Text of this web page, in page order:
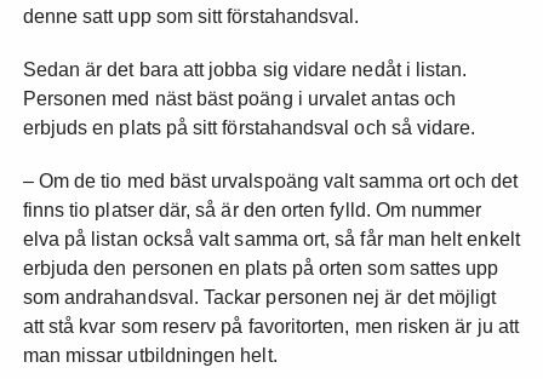
denne satt upp som sitt förstahandsval.
Sedan är det bara att jobba sig vidare nedåt i listan.
Personen med näst bäst poäng i urvalet antas och
erbjuds en plats på sitt förstahandsval och så vidare.
– Om de tio med bäst urvalspoäng valt samma ort och det
finns tio platser där, så är den orten fylld. Om nummer
elva på listan också valt samma ort, så får man helt enkelt
erbjuda den personen en plats på orten som sattes upp
som andrahandsval. Tackar personen nej är det möjligt
att stå kvar som reserv på favoritorten, men risken är ju att
man missar utbildningen helt.